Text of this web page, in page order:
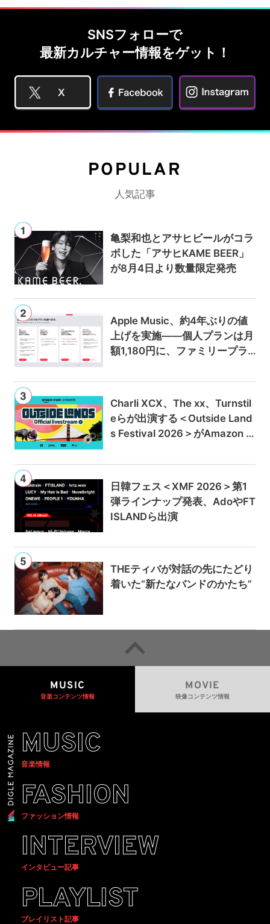
SNSフォローで
最新カルチャー情報をゲット！
POPULAR
人気記事
亀梨和也とアサヒビールがコラ
ボした「アサヒKAME BEER」
が8月4日より数量限定発売
Apple Music、約4年ぶりの値
上げを実施——個人プランは月
額1,180円に、ファミリープラ
Charli XCX、The xx、Turnstil
eらが出演する＜Outside Land
s Festival 2026＞がAmazon M
ブ配信
日韓フェス＜XMF 2026＞第1
弾ラインナップ発表、AdoやFT
ISLANDら出演
THEティバが対話の先にたどり
着いた“新たなバンドのかたち”
MUSIC
音楽コンテンツ情報
MOVIE
映像コンテンツ情報
MUSIC
音楽情報
FASHION
ファッション情報
INTERVIEW
インタビュー記事
PLAYLIST
プレイリスト記事